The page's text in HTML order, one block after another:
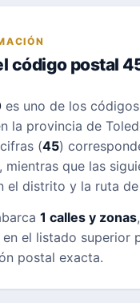
código postal
es uno de los
la provincia de
(45)
mientras que las
el distrito y la ruta
1 calles y zonas
el listado superior
postal exacta.